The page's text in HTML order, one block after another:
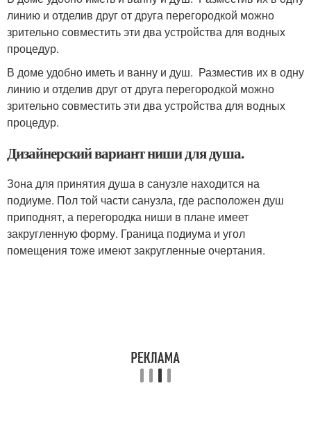
линию и отделив друг от друга перегородкой можно
зрительно совместить эти два устройства для водных
процедур.
В доме удобно иметь и ванну и душ. Разместив их в одну
линию и отделив друг от друга перегородкой можно
зрительно совместить эти два устройства для водных
процедур.
Дизайнерский вариант ниши для душа.
Зона для принятия душа в санузле находится на
подиуме. Пол той части санузла, где расположен душ
приподнят, а перегородка ниши в плане имеет
закругленную форму. Граница подиума и угол
помещения тоже имеют закругленные очертания.